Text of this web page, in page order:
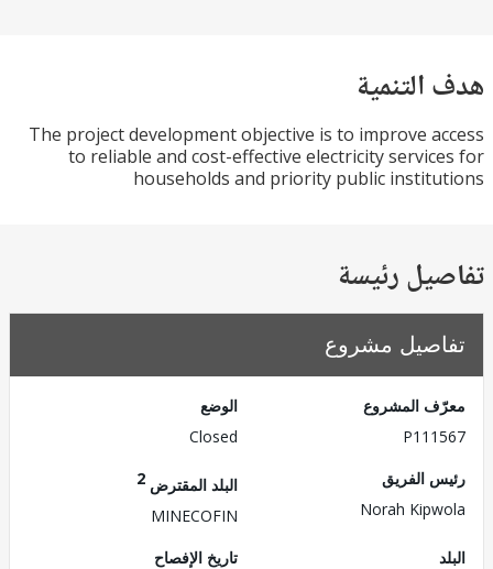
The project development objective is to improve
to reliable and cost-effective electricity
households and priority public
رئيسة
مشروع
المشروع
الفريق
Norah
البلد المقترض
MINECOFIN
تاريخ الإفصاح